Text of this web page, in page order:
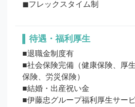
待遇・福利厚生
■退職金制度有
■社会保険完備（健康保険、厚
保険、労災保険）
■結婚・出産祝い金
■伊藤忠グループ福利厚生サー